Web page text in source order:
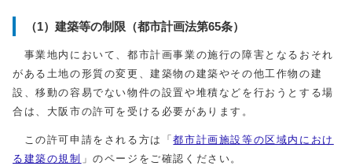
（1）建築等の制限（都市計画法第65条）
事業地内において、都市計画事業の施行の障害となるおそれ
がある土地の形質の変更、建築物の建築やその他工作物の建
設、移動の容易でない物件の設置や堆積などを行おうとする場
合は、大阪市の許可を受ける必要があります。
この許可申請をされる方は「都市計画施設等の区域内におけ
る建築の規制 」のページをご確認ください。